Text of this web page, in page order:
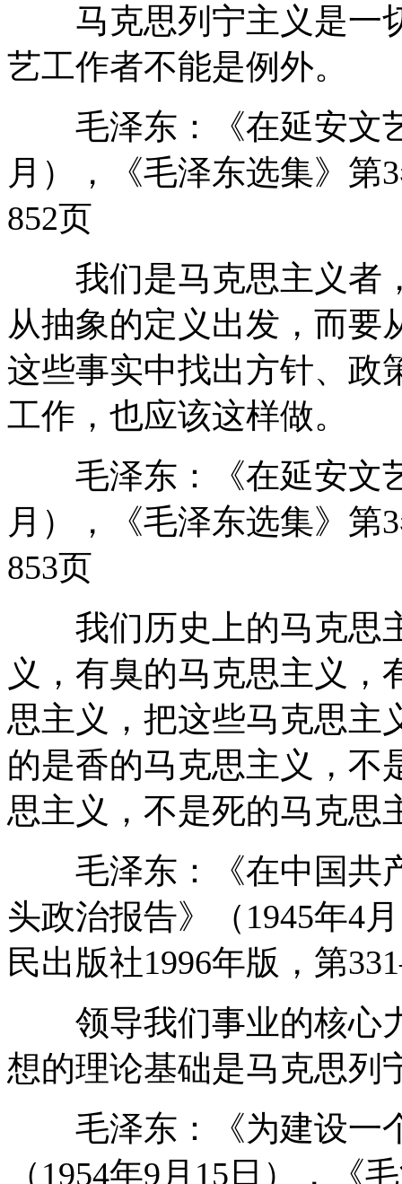
马克思列宁主义是一
艺工作者不能是例外。
毛泽东：《在延安文艺
月），《毛泽东选集》第
852页
我们是马克思主义者
从抽象的定义出发，而要
这些事实中找出方针、政
工作，也应该这样做。
毛泽东：《在延安文艺
月），《毛泽东选集》第
853页
我们历史上的马克思
义，有臭的马克思主义，
思主义，把这些马克思主
的是香的马克思主义，不
思主义，不是死的马克思
毛泽东：《在中国共
头政治报告》（1945年4
民出版社1996年版，第
领导我们事业的核心
想的理论基础是马克思列
毛泽东：《为建设一
（1954年9月15日），《